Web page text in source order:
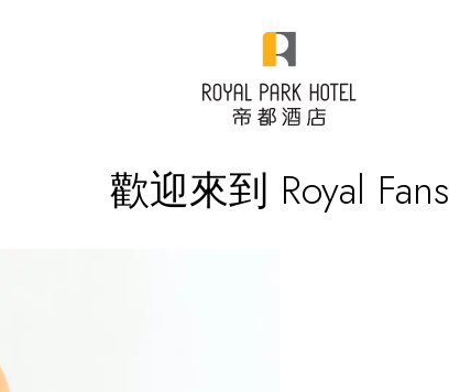
歡迎來到 Royal Fans